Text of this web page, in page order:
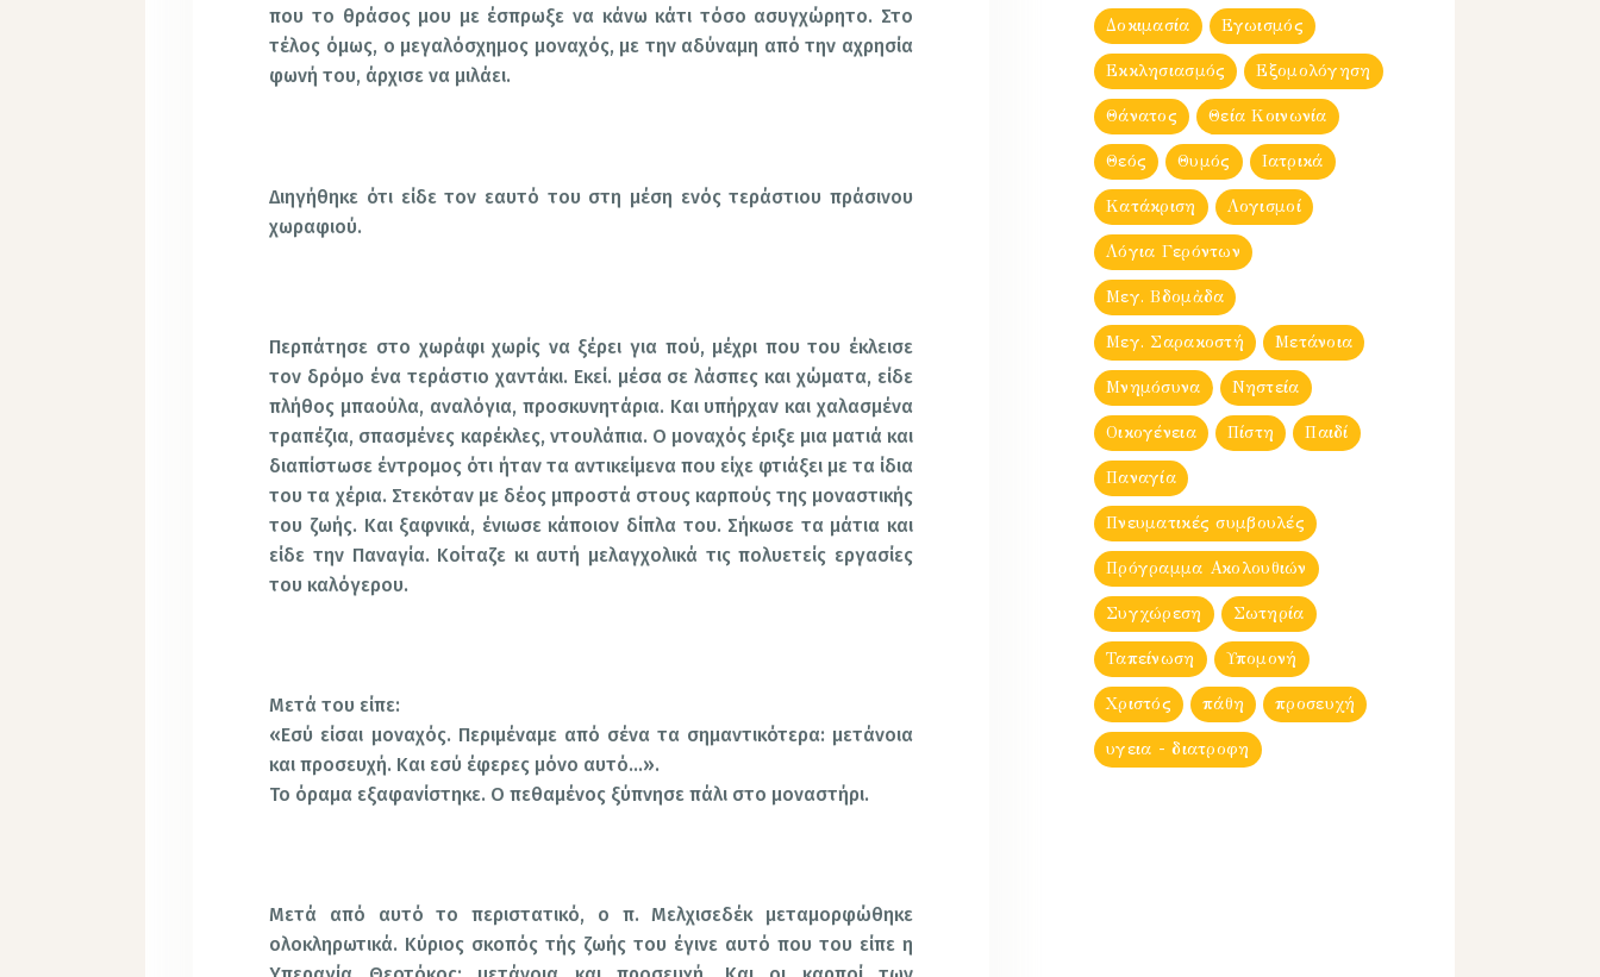
που το θράσος μου με έσπρωξε να κάνω κάτι τόσο ασυγχώρητο. Στο
τέλος όμως, ο μεγαλόσχημος μοναχός, με την αδύναμη από την αχρησία
φωνή του, άρχισε να μιλάει.
Διηγήθηκε ότι είδε τον εαυτό του στη μέση ενός τεράστιου πράσινου
χωραφιού.
Περπάτησε στο χωράφι χωρίς να ξέρει για πού, μέχρι που του έκλεισε
τον δρόμο ένα τεράστιο χαντάκι. Εκεί. μέσα σε λάσπες και χώματα, είδε
πλήθος μπαούλα, αναλόγια, προσκυνητάρια. Και υπήρχαν και χαλασμένα
τραπέζια, σπασμένες καρέκλες, ντουλάπια. Ο μοναχός έριξε μια ματιά και
διαπίστωσε έντρομος ότι ήταν τα αντικείμενα που είχε φτιάξει με τα ίδια
του τα χέρια. Στεκόταν με δέος μπροστά στους καρπούς της μοναστικής
του ζωής. Και ξαφνικά, ένιωσε κάποιον δίπλα του. Σήκωσε τα μάτια και
είδε την Παναγία. Κοίταζε κι αυτή μελαγχολικά τις πολυετείς εργασίες
του καλόγερου.
Μετά του είπε:
«Εσύ είσαι μοναχός. Περιμέναμε από σένα τα σημαντικότερα: μετάνοια
και προσευχή. Και εσύ έφερες μόνο αυτό…».
Το όραμα εξαφανίστηκε. Ο πεθαμένος ξύπνησε πάλι στο μοναστήρι.
Μετά από αυτό το περιστατικό, ο π. Μελχισεδέκ μεταμορφώθηκε
ολοκληρωτικά. Κύριος σκοπός τής ζωής του έγινε αυτό που του είπε η
Δοκιμασία Εγωισμός
Εκκλησιασμός Εξομολόγηση
Θάνατος Θεία Κοινωνία
Θεός Θυμός Ιατρικά
Κατάκριση Λογισμοί
Λόγια Γερόντων
Μεγ. Βδομἀδα
Μεγ. Σαρακοστή Μετάνοια
Μνημόσυνα Νηστεία
Οικογένεια Πίστη Παιδί
Παναγία
Πνευματικές συμβουλές
Πρόγραμμα Ακολουθιών
Συγχώρεση Σωτηρία
Ταπείνωση Υπομονή
Χριστός πάθη προσευχή
υγεια - διατροφη